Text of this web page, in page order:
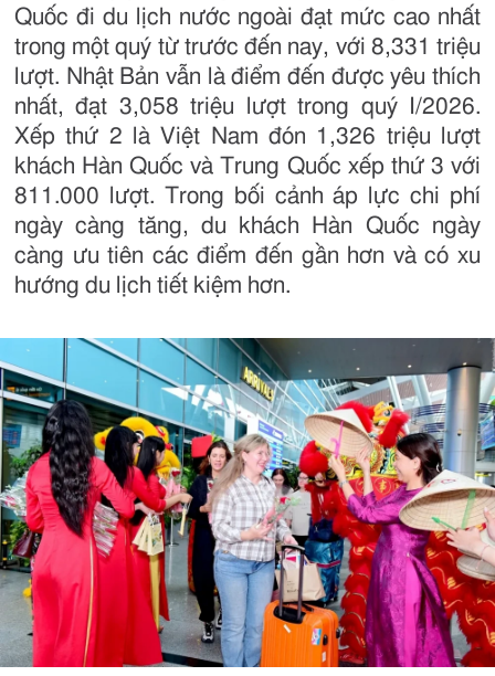
Quốc đi du lịch nước ngoài đạt mức cao nhất
trong một quý từ trước đến nay, với 8,331 triệu
lượt. Nhật Bản vẫn là điểm đến được yêu thích
nhất, đạt 3,058 triệu lượt trong quý I/2026.
Xếp thứ 2 là Việt Nam đón 1,326 triệu lượt
khách Hàn Quốc và Trung Quốc xếp thứ 3 với
811.000 lượt. Trong bối cảnh áp lực chi phí
ngày càng tăng, du khách Hàn Quốc ngày
càng ưu tiên các điểm đến gần hơn và có xu
hướng du lịch tiết kiệm hơn.